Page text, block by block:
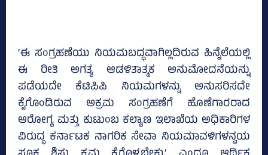
‘ಈ ಸಂಗ್ರಹಣೆಯು ನಿಯಮಬದ್ಧವಾಗಿಲ್ಲದಿರುವ ಹಿನ್ನೆಲೆಯಲ್ಲಿ
ಈ ರೀತಿ ಅಗತ್ಯ ಆಡಳಿತಾತ್ಮಕ ಅನುಮೋದನೆಯನ್ನು
ಪಡೆಯದೇ ಕೆಟಿಪಿಪಿ ನಿಯಮಗಳನ್ನು ಅನುಸರಿಸದೇ
ಕೈಗೊಂಡಿರುವ ಅಕ್ರಮ ಸಂಗ್ರಹಣೆಗೆ ಹೊಣೆಗಾರರಾದ
ಆರೋಗ್ಯ ಮತ್ತು ಕುಟುಂಬ ಕಲ್ಯಾಣ ಇಲಾಖೆಯ ಅಧಿಕಾರಿಗಳ
ವಿರುದ್ಧ ಕರ್ನಾಟಕ ನಾಗರಿಕ ಸೇವಾ ನಿಯಮಾವಳಿಗಳನ್ವಯ